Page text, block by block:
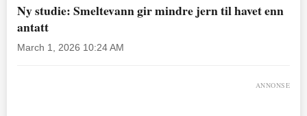
Ny studie: Smeltevann gir mindre jern til havet enn
antatt
March 1, 2026 10:24 AM
ANNONSE